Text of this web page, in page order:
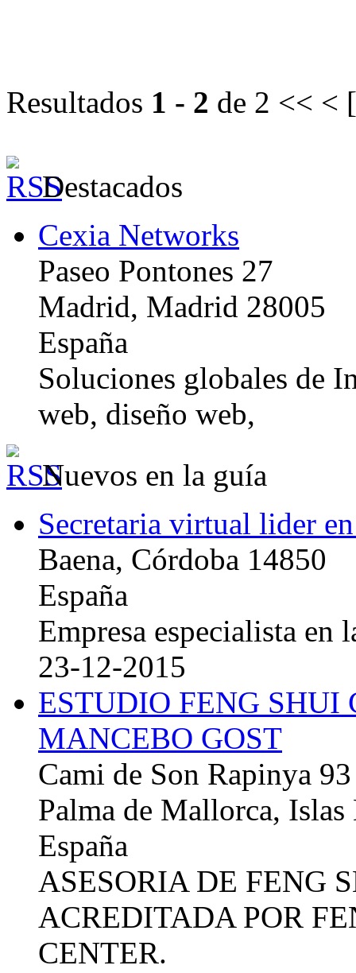
Resultados 1 - 2 de 2 << < [
Destacados
Cexia Networks
Paseo Pontones 27
Madrid, Madrid 28005
España
Soluciones globales de
web, diseño web,
Nuevos en la guía
Secretaria virtual lider
Baena, Córdoba 14850
España
Empresa especialista en
23-12-2015
ESTUDIO FENG
MANCEBO GOST
Cami de Son Rapinya 93
Palma de Mallorca, Islas
España
ASESORIA DE FENG
ACREDITADA POR
CENTER.